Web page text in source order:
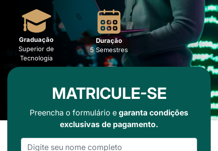
Graduação
Superior de
Tecnologia
Duração
5 Semestres
MATRICULE-SE
Preencha o formulário e garanta condições
exclusivas de pagamento.